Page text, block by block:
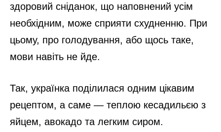
здоровий сніданок, що наповнений усім
необхідним, може сприяти схудненню. При
цьому, про голодування, або щось таке,
мови навіть не йде.
Так, українка поділилася одним цікавим
рецептом, а саме — теплою кесадильєю з
яйцем, авокадо та легким сиром.